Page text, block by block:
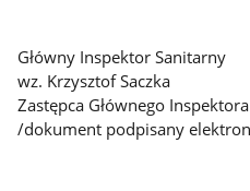
Główny Inspektor Sanitarny
wz. Krzysztof Saczka
Zastępca Głównego
/dokument podpisany